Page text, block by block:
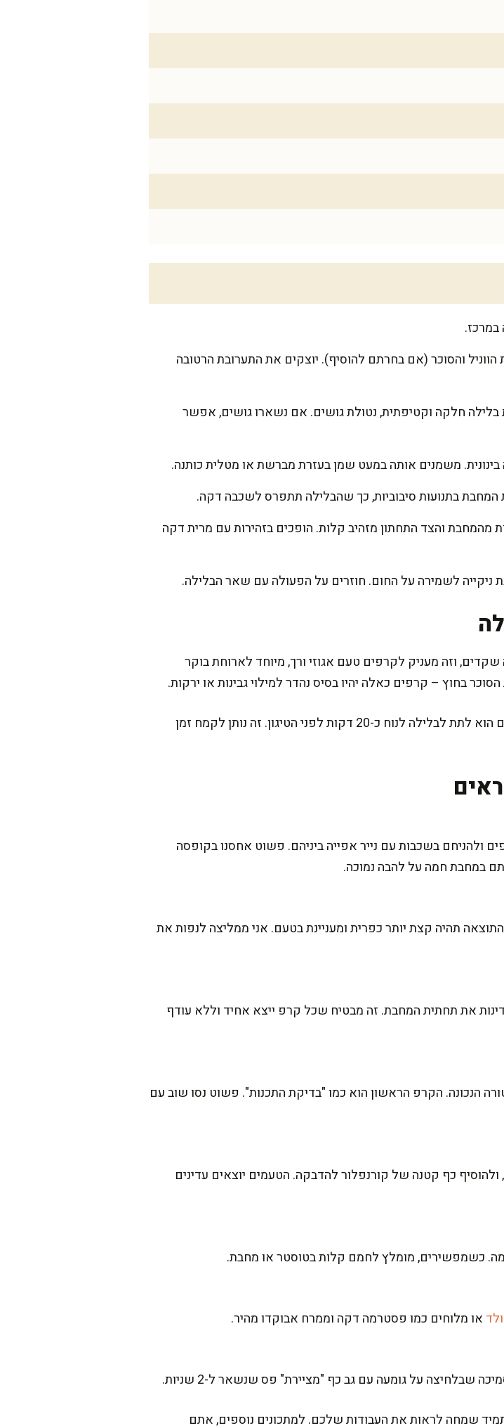
במרכז.
והסוכר (אם בחרתם להוסיף). יוצקים את התערובת הרטובה
בלילה חלקה וקטיפתית, נטולת גושים. אם נשארו גושים, אפשר
בתנועות סיבוביות, כך שהבלילה תתפרס לשכבה דקה.
והצד התחתון מזהיב קלות. הופכים בזהירות עם מרית דקה
לשמירה על החום. חוזרים על הפעולה עם שאר הבלילה.
וזה מעניק לקרפים טעם אגוזי ורך, מיוחד לארוחת בוקר
בחוץ – קרפים כאלה יהיו בסיס נהדר למילוי גבינות או ירקות.
סבתא שלי תמיד אמרה שהסוד להפיכת הקרפים לאווריריים הוא לתת לבלילה לנוח כ-20 דקות לפני הטיגון. זה נותן לקמח זמן
ולהניחם בשכבות עם נייר אפייה ביניהם. פשוט אחסנו בקופסה
תהיה קצת יותר כפרית ומעניינת בטעם. אני ממליצה לנפות את
את תחתית המחבת. זה מבטיח שכל קרפ ייצא אחיד וללא עודף
הנכונה. הקרפ הראשון הוא כמו "בדיקת התכנות". פשוט נסו שוב עם
כף קטנה של קורנפלור להדבקה. הטעמים יוצאים עדינים
כשמפשירים, מומלץ לחמם קלות בטוסטר או מחבת.
או מלוחים כמו פסטרמה דקה וממרח אבוקדו מהיר.
שבלחיצה על גומעה עם גב כף "מציירת" פס שנשאר ל-2 שניות.
שמחה לראות את העבודות שלכם. למתכונים נוספים, אתם